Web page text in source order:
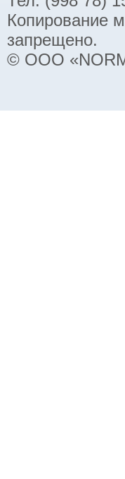
Копирование
запрещено.
© ООО